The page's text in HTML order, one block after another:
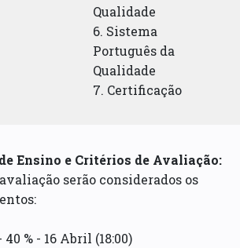
Qualidade
6. Sistema
Português da
Qualidade
7. Certificação
Ensino e Critérios de Avaliação:
serão considerados os
% - 16 Abril (18:00)